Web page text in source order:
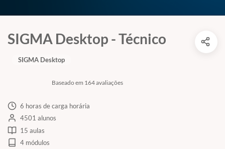
SIGMA Desktop - Técnico
Baseado em 164 avaliações
SIGMA Desktop
6 horas de carga horária
4501 alunos
15 aulas
4 módulos